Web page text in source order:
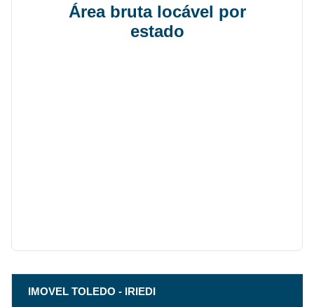
Área bruta locável por
estado
IMOVEL TOLEDO - IRIEDI